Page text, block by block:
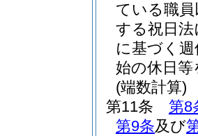
ている職
する祝日
に基づく
始の休日
(端数計算)
第11条
第8
第9条及び